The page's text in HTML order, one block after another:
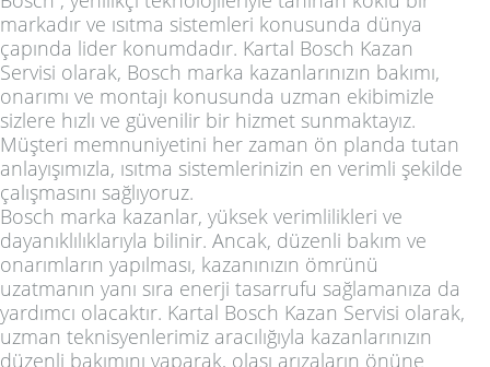
markadır ve ısıtma sistemleri konusunda dünya
çapında lider konumdadır. Kartal Bosch Kazan
Servisi olarak, Bosch marka kazanlarınızın bakımı,
onarımı ve montajı konusunda uzman ekibimizle
sizlere hızlı ve güvenilir bir hizmet sunmaktayız.
Müşteri memnuniyetini her zaman ön planda tutan
anlayışımızla, ısıtma sistemlerinizin en verimli şekilde
çalışmasını sağlıyoruz.
Bosch marka kazanlar, yüksek verimlilikleri ve
dayanıklılıklarıyla bilinir. Ancak, düzenli bakım ve
onarımların yapılması, kazanınızın ömrünü
uzatmanın yanı sıra enerji tasarrufu sağlamanıza da
yardımcı olacaktır. Kartal Bosch Kazan Servisi olarak,
uzman teknisyenlerimiz aracılığıyla kazanlarınızın
düzenli bakımını yaparak, olası arızaların önüne